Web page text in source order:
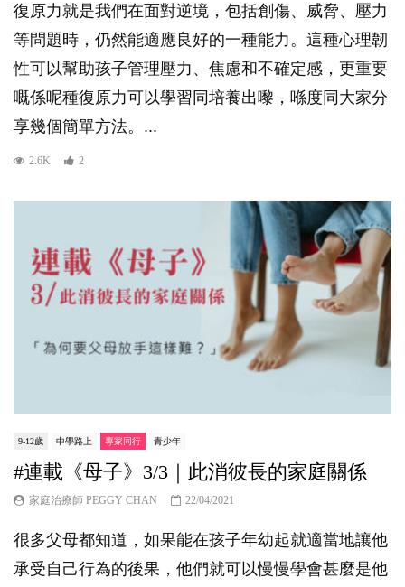
復原力就是我們在面對逆境，包括創傷、威脅、壓力
等問題時，仍然能適應良好的一種能力。這種心理韌
性可以幫助孩子管理壓力、焦慮和不確定感，更重要
嘅係呢種復原力可以學習同培養出嚟，喺度同大家分
享幾個簡單方法。...
2.6K 2
9-12歲 中學路上 專家同行 青少年
#連載《母子》3/3｜此消彼長的家庭關係
家庭治療師 PEGGY CHAN 22/04/2021
很多父母都知道，如果能在孩子年幼起就適當地讓他
承受自己行為的後果，他們就可以慢慢學會甚麼是他